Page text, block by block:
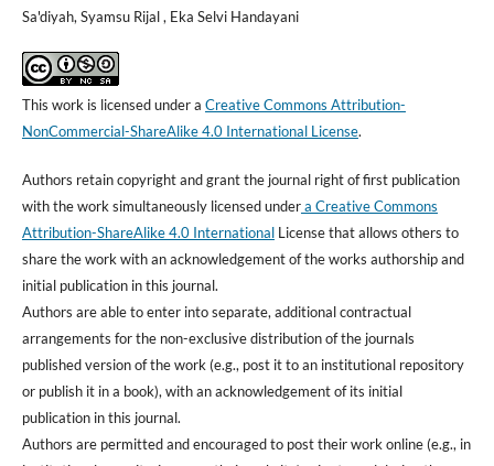
Sa'diyah, Syamsu Rijal , Eka Selvi Handayani
This work is licensed under a Creative Commons Attribution-
NonCommercial-ShareAlike 4.0 International License.
Authors retain copyright and grant the journal right of first publication
with the work simultaneously licensed undera Creative Commons
Attribution-ShareAlike 4.0 InternationalLicense that allows others to
share the work with an acknowledgement of the works authorship and
initial publication in this journal.
Authors are able to enter into separate, additional contractual
arrangements for the non-exclusive distribution of the journals
published version of the work (e.g., post it to an institutional repository
or publish it in a book), with an acknowledgement of its initial
publication in this journal.
Authors are permitted and encouraged to post their work online (e.g., in